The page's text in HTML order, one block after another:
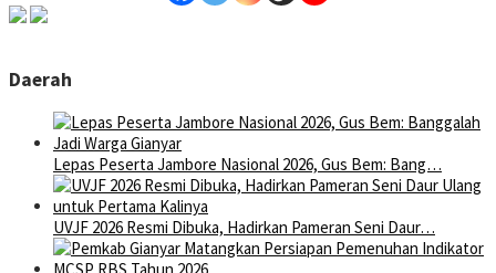
Daerah
Lepas Peserta Jambore Nasional 2026, Gus Bem: Bang…
UVJF 2026 Resmi Dibuka, Hadirkan Pameran Seni Daur…